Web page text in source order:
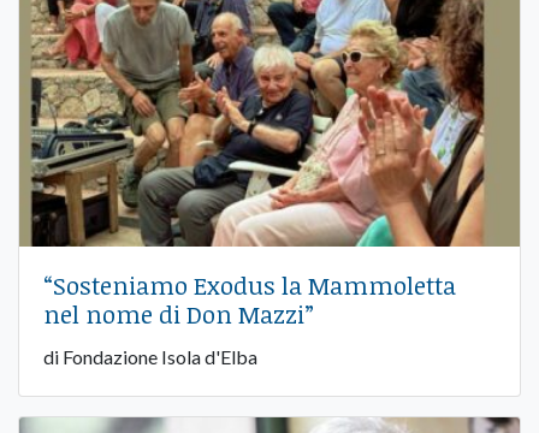
“Sosteniamo Exodus la Mammoletta
nel nome di Don Mazzi”
di Fondazione Isola d'Elba